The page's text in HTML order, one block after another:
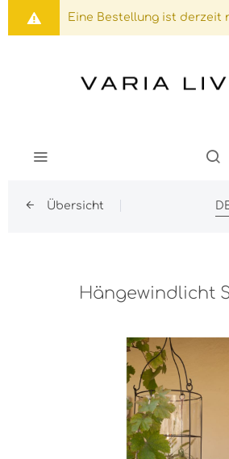
Eine Bestellung ist derzeit
Übersicht
Hängewindlicht